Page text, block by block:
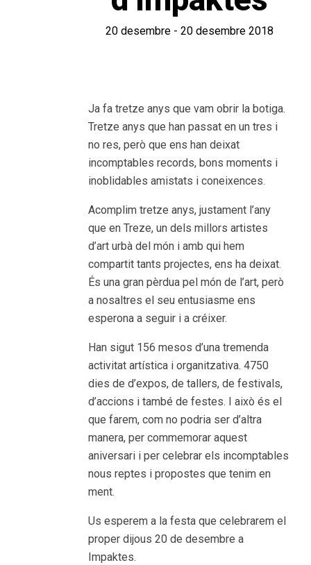
20 desembre - 20 desembre 2018
Ja fa tretze anys que vam obrir la botiga.
Tretze anys que han passat en un tres i
no res, però que ens han deixat
incomptables records, bons moments i
inoblidables amistats i coneixences.
Acomplim tretze anys, justament l’any
que en Treze, un dels millors artistes
d’art urbà del món i amb qui hem
compartit tants projectes, ens ha deixat.
És una gran pèrdua pel món de l’art, però
a nosaltres el seu entusiasme ens
esperona a seguir i a créixer.
Han sigut 156 mesos d’una tremenda
activitat artística i organitzativa. 4750
dies de d’expos, de tallers, de festivals,
d’accions i també de festes. I això és el
que farem, com no podria ser d’altra
manera, per commemorar aquest
aniversari i per celebrar els incomptables
nous reptes i propostes que tenim en
ment.
Us esperem a la festa que celebrarem el
proper dijous 20 de desembre a
Impaktes.